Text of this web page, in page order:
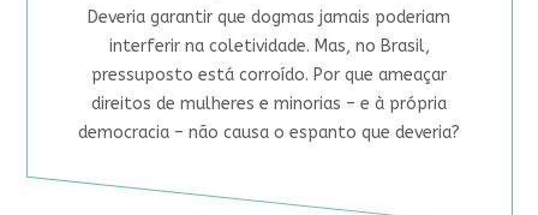
Deveria garantir que dogmas jamais poderiam
interferir na coletividade. Mas, no Brasil,
pressuposto está corroído. Por que ameaçar
direitos de mulheres e minorias – e à própria
democracia – não causa o espanto que deveria?